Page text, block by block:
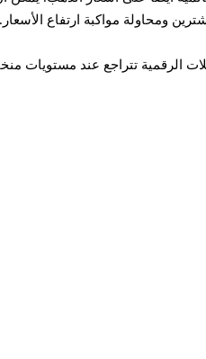
ومحاولة مواكبة ارتفاع الأسعار.
الرقمية تتراجع عند مستويات